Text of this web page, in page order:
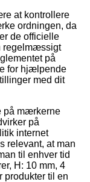
at kontrollere
ordningen, da
de officielle
regelmæssigt
på
for hjælpende
med dit
på mærkerne
på
internet
relevant, at man
til enhver tid
H: 10 mm, 4
produkter til en